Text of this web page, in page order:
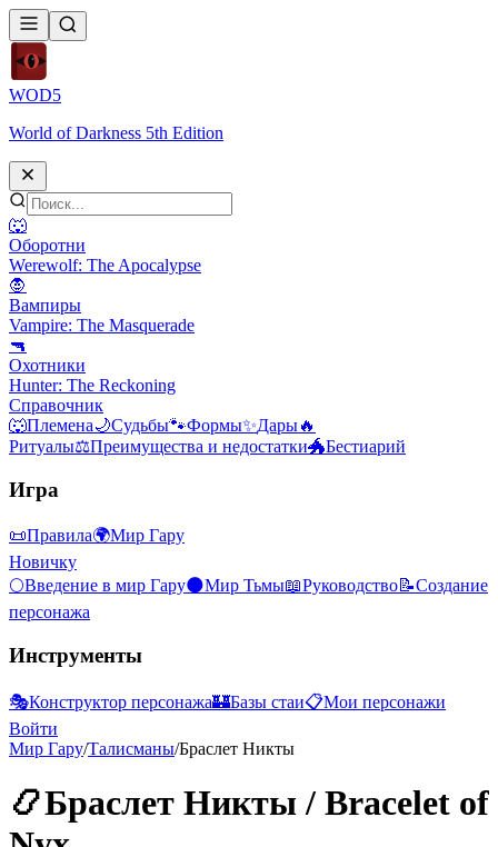
WOD5
World of Darkness 5th Edition
🐺
Оборотни
Werewolf: The Apocalypse
🧛
Вампиры
Vampire: The Masquerade
🔫
Охотники
Hunter: The Reckoning
Справочник
🐺Племена🌙Судьбы🐾Формы✨Дары🔥
Ритуалы⚖️Преимущества и недостатки🐲Бестиарий
Игра
📜Правила🌍Мир Гару
Новичку
🌕Введение в мир Гару🌑Мир Тьмы📖Руководство📝Создание
персонажа
Инструменты
🎭Конструктор персонажа🏰Базы стаи📋Мои персонажи
Войти
Мир Гару/Талисманы/Браслет Никты
📿Браслет Никты / Bracelet of